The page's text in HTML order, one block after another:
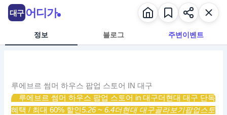
정보 블로그 주변이벤트
루에브르 썸머 하우스 팝업 스토어 IN 대구
루에브르 썸머 하우스 팝업 스토어 in 대구더현대 대구 단독
혜택 / 최대 60% 할인5.26 ~ 6.4더현대 대구골라보기팝업스토
대구 어디가